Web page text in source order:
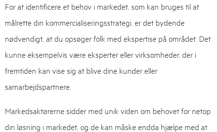
For at identificere et behov i markedet, som kan bruges til at
målrette din kommercialiseringsstrategi, er det bydende
nødvendigt, at du opsøger folk med ekspertise på området. Det
kunne eksempelvis være eksperter eller virksomheder, der i
fremtiden kan vise sig at blive dine kunder eller
samarbejdspartnere.
Markedsaktørerne sidder med unik viden om behovet for netop
din løsning i markedet, og de kan måske endda hjælpe med at